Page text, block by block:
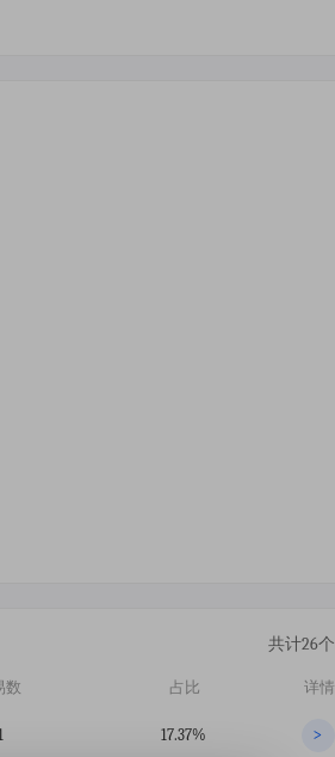
共计26个
数 占比 详情
17.37% >